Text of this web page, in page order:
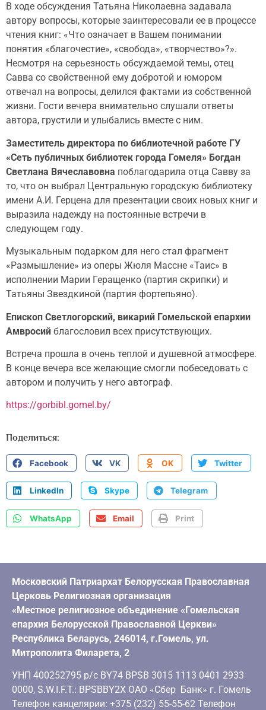
В ходе обсуждения Татьяна Николаевна задавала
автору вопросы, которые заинтересовали ее в процессе
чтения книг: «Что означает в Вашем понимании
понятия «благочестие», «свобода», «творчество»?».
Несмотря на серьезность обсуждаемой темы, отец
Савва со свойственной ему добротой и юмором
отвечал на вопросы, делился фактами из собственной
жизни. Гости вечера внимательно слушали ответы
автора, грустили и улыбались вместе с ним.
Заместитель директора по библиотечной работе ГУ
«Сеть публичных библиотек города Гомеля» Богдан
Светлана Вячеславовна поблагодарила отца Савву за
то, что он выбрал Центральную городскую библиотеку
имени А.И. Герцена для презентации своих новых книг и
выразила надежду на постоянные встречи в
следующем году.
Музыкальным подарком для него стал фрагмент
«Размышление» из оперы Жюля Массне «Таис» в
исполнении Марии Геращенко (партия скрипки) и
Татьяны Звездкиной (партия фортепьяно).
Епископ Светлогорский, викарий Гомельской епархии
Амвросий благословил всех присутствующих.
Встреча прошла в очень теплой и душевной атмосфере.
В конце вечера все желающие смогли побеседовать с
автором и получить у него автограф.
https://gorbibl.gomel.by/
Поделиться:
Facebook VK OK Twitter
LinkedIn Skype Telegram
WhatsApp Email Print
Московский Патриархат Белорусская Православная
Церковь Религиозная организация
«Местное религиозное объединение «Гомельская
епархия Белорусской Православной Церкви»
Республика Беларусь, 246014, г.Гомель, ул.
Митрополита Филарета, 2
УНП 400252795 р/с BY74 BPSB 3015 1113 0401 2933
0000, S.W.I.F.T.: BPSBBY2X ОАО «Сбер Банк» г. Гомель
Телефон канцелярии: +375 (232) 55-55-62 Телефон